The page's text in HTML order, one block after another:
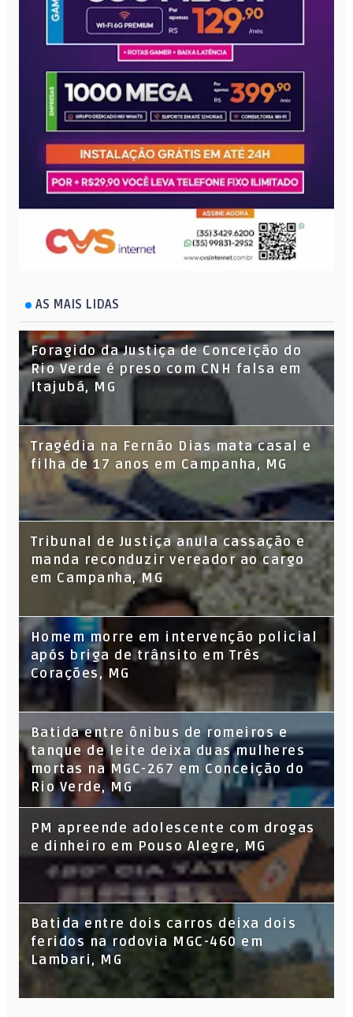
AS MAIS LIDAS
Foragido da Justiça de Conceição do
Rio Verde é preso com CNH falsa em
Itajubá, MG
Tragédia na Fernão Dias mata casal e
filha de 17 anos em Campanha, MG
Tribunal de Justiça anula cassação e
manda reconduzir vereador ao cargo
em Campanha, MG
Homem morre em intervenção policial
após briga de trânsito em Três
Corações, MG
Batida entre ônibus de romeiros e
tanque de leite deixa duas mulheres
mortas na MGC-267 em Conceição do
Rio Verde, MG
PM apreende adolescente com drogas
e dinheiro em Pouso Alegre, MG
Batida entre dois carros deixa dois
feridos na rodovia MGC-460 em
Lambari, MG